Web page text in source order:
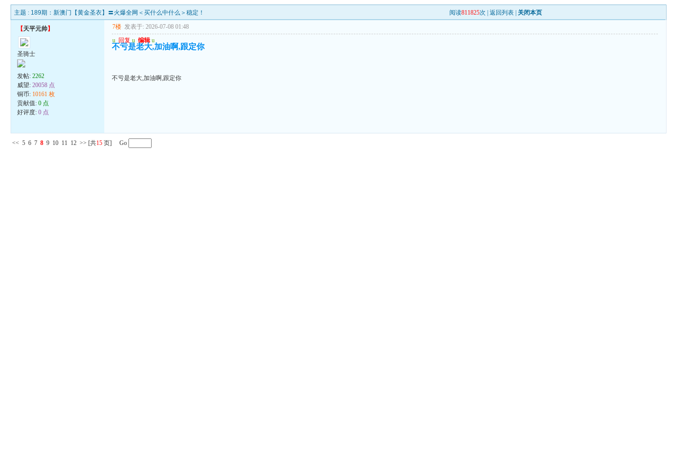
主题 : 189期：新澳门【黄金圣衣】〓火爆全网＜买什么中什么＞稳定！ 阅读811825次 |返回列表 关闭本页
【天平元帅】
圣骑士
发帖:2262
威望:20058 点
铜币: 10161 枚
贡献值:0 点
好评度:0 点
7楼 发表于: 2026-07-08 01:48
u 回复 u 编辑 u
不亏是老大,加油啊,跟定你
不亏是老大,加油啊,跟定你
<< 5 6 7 8 9 10 11 12 >> [共15 页] Go